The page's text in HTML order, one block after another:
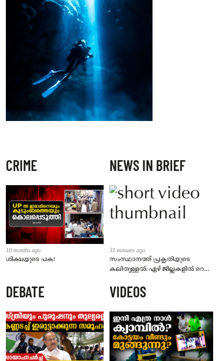
CRIME
10 months ago
ശിക്ഷയുടെ പക!
NEWS IN BRIEF
31 minutes ago
സംസ്ഥാനത്ത് പ്രകൃതിയുടെ
കലിതുള്ളൽ: ഏഴ് ജില്ലകളിൽ റെഡ്
നിർണായകം
DEBATE VIDEOS